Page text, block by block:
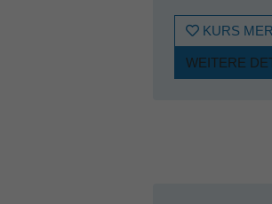
KURS
WEITERE